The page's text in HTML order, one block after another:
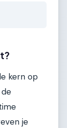
kern op
je